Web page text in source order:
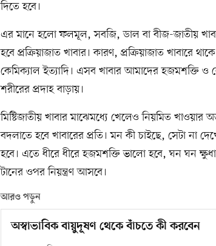
দিতে হবে।
এর মানে হলো ফলমূল, সবজি, ডাল বা বীজ-জাতীয়
হবে প্রক্রিয়াজাত খাবার। কারণ, প্রক্রিয়াজাত খাবারে
কেমিক্যাল ইত্যাদি। এসব খাবার আমাদের হজমশক্তি ও
শরীরের প্রদাহ বাড়ায়।
মিষ্টিজাতীয় খাবার মাঝেমধ্যে খেলেও নিয়মিত খাওয়ার
বদলাতে হবে খাবারের প্রতি। মন কী চাইছে, সেটা না
হবে। এতে ধীরে ধীরে হজমশক্তি ভালো হবে, ঘন ঘন ক্ষুধা
টানের ওপর নিয়ন্ত্রণ আসবে।
আরও পড়ুন
অস্বাভাবিক বায়ুদূষণ থেকে বাঁচতে কী করবেন